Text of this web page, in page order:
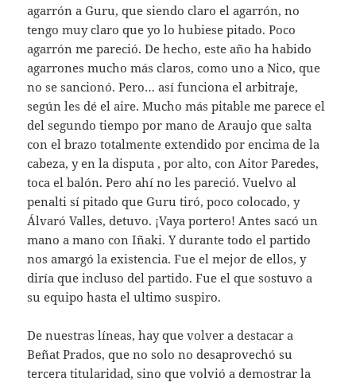
agarrón a Guru, que siendo claro el agarrón, no
tengo muy claro que yo lo hubiese pitado. Poco
agarrón me pareció. De hecho, este año ha habido
agarrones mucho más claros, como uno a Nico, que
no se sancionó. Pero… así funciona el arbitraje,
según les dé el aire. Mucho más pitable me parece el
del segundo tiempo por mano de Araujo que salta
con el brazo totalmente extendido por encima de la
cabeza, y en la disputa , por alto, con Aitor Paredes,
toca el balón. Pero ahí no les pareció. Vuelvo al
penalti sí pitado que Guru tiró, poco colocado, y
Álvaró Valles, detuvo. ¡Vaya portero! Antes sacó un
mano a mano con Iñaki. Y durante todo el partido
nos amargó la existencia. Fue el mejor de ellos, y
diría que incluso del partido. Fue el que sostuvo a
su equipo hasta el ultimo suspiro.
De nuestras líneas, hay que volver a destacar a
Beñat Prados, que no solo no desaprovechó su
tercera titularidad, sino que volvió a demostrar la